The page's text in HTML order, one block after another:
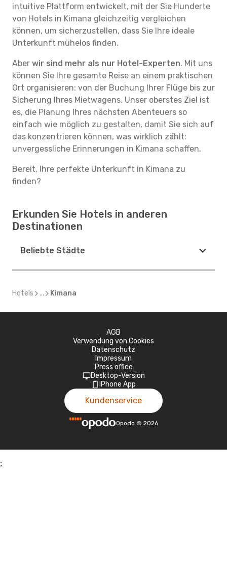
intuitive Plattform entwickelt, mit der Sie Hunderte
von Hotels in Kimana gleichzeitig vergleichen
können, um sicherzustellen, dass Sie Ihre ideale
Unterkunft mühelos finden.
Aber wir sind mehr als nur Hotel-Experten. Mit uns
können Sie Ihre gesamte Reise an einem praktischen
Ort organisieren: von der Buchung Ihrer Flüge bis zur
Sicherung Ihres Mietwagens. Unser oberstes Ziel ist
es, die Planung Ihres nächsten Abenteuers so
einfach wie möglich zu gestalten, damit Sie sich auf
das konzentrieren können, was wirklich zählt:
unvergessliche Erinnerungen in Kimana schaffen.
Bereit, Ihre perfekte Unterkunft in Kimana zu
finden?
Erkunden Sie Hotels in anderen
Destinationen
Beliebte Städte
Hotels ... Kimana
AGB
Verwendung von Cookies
Datenschutz
Impressum
Press office
Desktop-Version
iPhone App
Kundenservice
Opodo © 2026
;